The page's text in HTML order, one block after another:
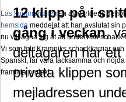
Läs kommentaren En av världens
hemsida meddelat att han avslutat sin
nu vill ägna sig åt att undervisa
Vi som följt Kramniks schackkarriär
Spanskt, får vara tacksamma och
framtida projekt.
12 klipp på i
gång i veckan,
deltagaren har
privata klippen
mejladressen